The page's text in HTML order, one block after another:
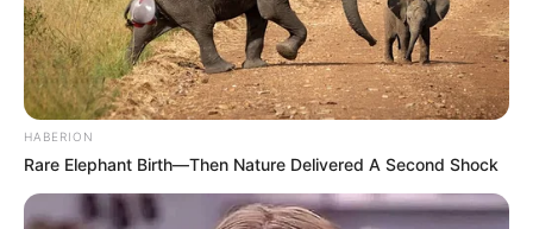
HABERION
Rare Elephant Birth—Then Nature Delivered A Second Shock